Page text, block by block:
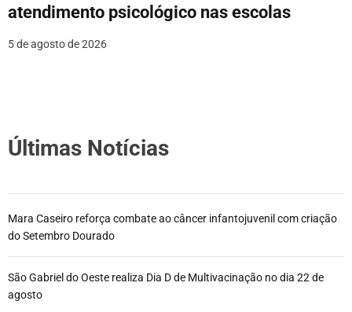
atendimento psicológico nas escolas
5 de agosto de 2026
Últimas Notícias
Mara Caseiro reforça combate ao câncer infantojuvenil com criação
do Setembro Dourado
São Gabriel do Oeste realiza Dia D de Multivacinação no dia 22 de
agosto